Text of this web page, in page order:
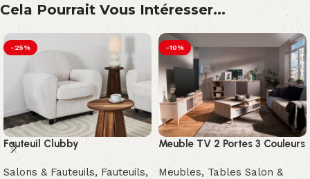
Cela Pourrait Vous Intéresser...
-25%
Fauteuil Clubby
Salons & Fauteuils, Fauteuils,
-10%
Meuble TV 2 Portes 3 Couleurs
Meubles, Tables Salon &